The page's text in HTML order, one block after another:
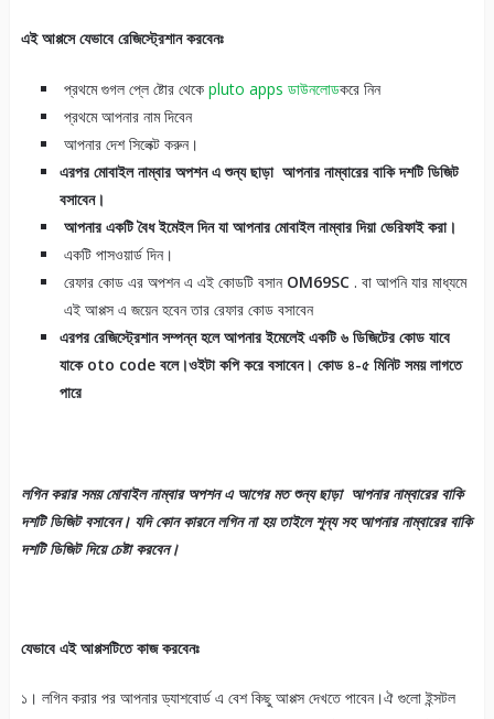
এই আপ্পসে যেভাবে রেজিস্ট্রেশান করবেনঃ
প্রথমে গুগল প্লে ষ্টোর থেকে pluto apps ডাউনলোডকরে নিন
প্রথমে আপনার নাম দিবেন
আপনার দেশ সিলেক্ট করুন।
এরপর মোবাইল নাম্বার অপশন এ শুন্য ছাড়া আপনার নাম্বারের বাকি দশটি ডিজিট
বসাবেন।
আপনার একটি বৈধ ইমেইল দিন যা আপনার মোবাইল নাম্বার দিয়া ভেরিফাই করা।
একটি পাসওয়ার্ড দিন।
রেফার কোড এর অপশন এ এই কোডটি বসান OM69SC. বা আপনি যার মাধ্যমে
এই আপ্পস এ জয়েন হবেন তার রেফার কোড বসাবেন
এরপর রেজিস্ট্রেশান সম্পন্ন হলে আপনার ইমেলেই একটি ৬ ডিজিটের কোড যাবে
যাকে oto code বলে।ওইটা কপি করে বসাবেন। কোড ৪-৫ মিনিট সময় লাগতে
পারে
লগিন করার সময় মোবাইল নাম্বার অপশন এ আগের মত শুন্য ছাড়া আপনার নাম্বারের বাকি
দশটি ডিজিট বসাবেন। যদি কোন কারনে লগিন না হয় তাইলে শূন্য সহ আপনার নাম্বারের বাকি
দশটি ডিজিট দিয়ে চেষ্টা করবেন।
যেভাবে এই আপ্পসটিতে কাজ করবেনঃ
১। লগিন করার পর আপনার ড্যাশবোর্ড এ বেশ কিছু আপ্পস দেখতে পাবেন।ঐ গুলো ইন্সটল